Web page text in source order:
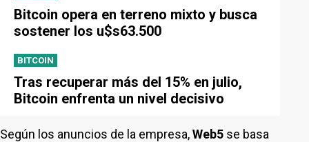
Bitcoin opera en terreno mixto y busca
sostener los u$s63.500
BITCOIN
Tras recuperar más del 15% en julio,
Bitcoin enfrenta un nivel decisivo
Según los anuncios de la empresa,Web5 se basa